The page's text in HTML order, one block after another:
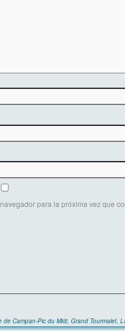
para la próxima vez que
Campan-Pic du Midi, Grand Tourmalet,